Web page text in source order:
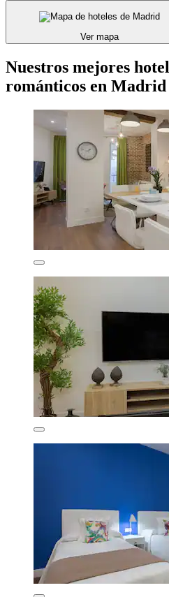
Ver mapa
Nuestros mejores
románticos en Madrid